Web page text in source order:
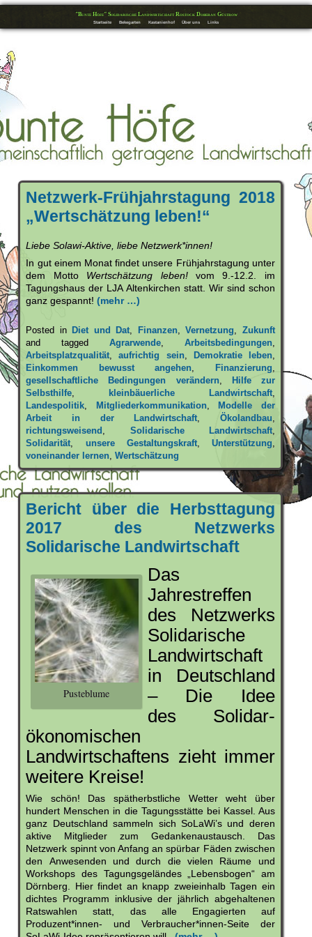
"Bunte Höfe" Solidarische Landwirtschaft Rostock Doberan Güstrow
Startseite Bekegarten Kastanienhof Über uns Links
Netzwerk-Frühjahrstagung 2018
„Wertschätzung leben!“
Liebe Solawi-Aktive, liebe Netzwerk*innen!
In gut einem Monat findet unsere Frühjahrstagung unter
dem Motto Wertschätzung leben!vom 9.-12.2. im
Tagungshaus der LJA Altenkirchen statt. Wir sind schon
ganz gespannt!(mehr …)
Posted in Diet und Dat, Finanzen,Vernetzung, Zukunft
and taggedAgrarwende, Arbeitsbedingungen,
Arbeitsplatzqualität,aufrichtig sein, Demokratie leben,
Einkommen bewusst angehen, Finanzierung,
gesellschaftliche Bedingungen verändern,
Hilfe zur
Selbsthilfe, kleinbäuerliche Landwirtschaft,
Landespolitik, Mitgliederkommunikation,
Modelle der
Arbeit in der Landwirtschaft, Ökolandbau,
richtungsweisend , Solidarische Landwirtschaft,
Solidarität, unsere Gestaltungskraft, Unterstützung,
voneinander lernen,Wertschätzung
Bericht über die Herbsttagung
2017 des Netzwerks
Solidarische Landwirtschaft
Pusteblume
Das
Jahrestreffen
des Netzwerks
Solidarische
Landwirtschaft
in Deutschland
– Die Idee
des Solidar-
ökonomischen
Landwirtschaftens zieht immer
weitere Kreise!
Wie schön! Das spätherbstliche Wetter weht über
hundert Menschen in die Tagungsstätte bei Kassel. Aus
ganz Deutschland sammeln sich SoLaWi’s und deren
aktive Mitglieder zum Gedankenaustausch. Das
Netzwerk spinnt von Anfang an spürbar Fäden zwischen
den Anwesenden und durch die vielen Räume und
Workshops des Tagungsgeländes „Lebensbogen“ am
Dörnberg. Hier findet an knapp zweieinhalb Tagen ein
dichtes Programm inklusive der jährlich abgehaltenen
Ratswahlen statt, das alle Engagierten auf
Produzent*innen- und Verbraucher*innen-Seite der